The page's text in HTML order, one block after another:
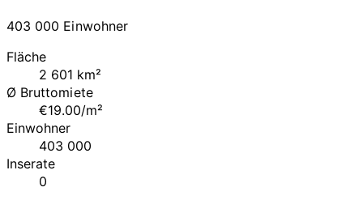
403 000 Einwohner
Fläche
2 601 km²
Ø Bruttomiete
€19.00/m²
Einwohner
403 000
Inserate
0